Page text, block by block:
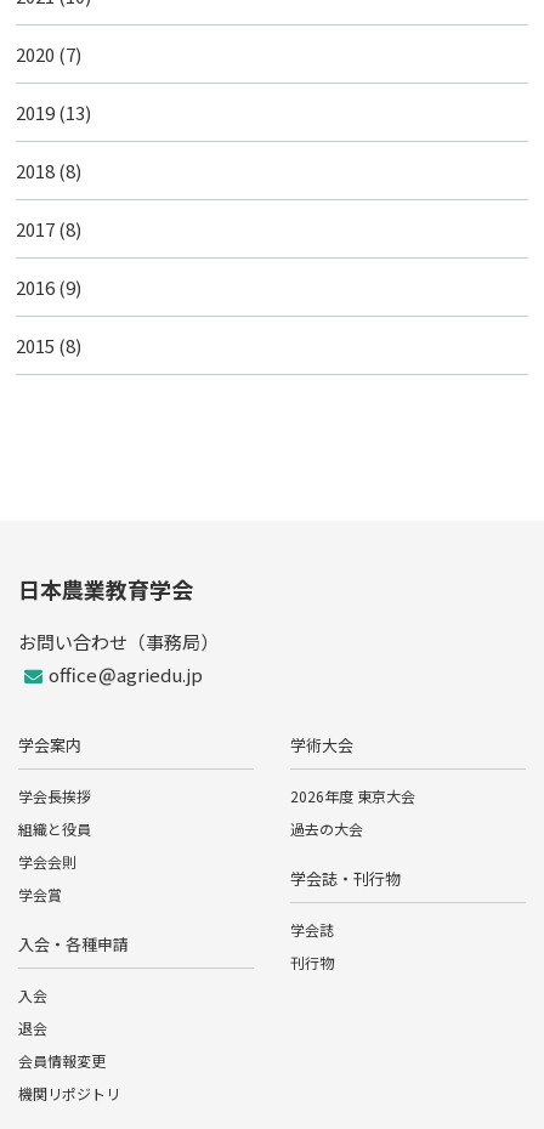
2020 (7)
2019(13)
2018(8)
2017(8)
2016(9)
2015 (8)
日本農業教育学会
お問い合わせ（事務局）
office
agriedu.jp
学会案内
学会長挨拶
組織と役員
学会会則
学会賞
入会・各種申請
入会
退会
会員情報変更
機関リポジトリ
学術大会
2026年度 東京大会
過去の大会
学会誌・刊行物
学会誌
刊行物